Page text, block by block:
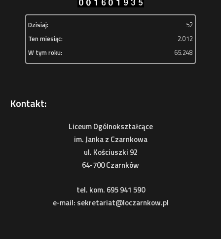
Dzisiaj:
52
Ten miesiąc:
2.012
W tym roku:
65.248
Kontakt:
Liceum Ogólnokształcące
im. Janka z Czarnkowa
ul. Kościuszki 92
64-700 Czarnków
tel. kom. 695 941 590
e-mail: sekretariat@loczarnkow.pl